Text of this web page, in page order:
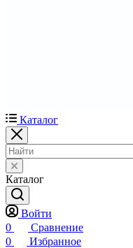
Каталог
Каталог
Войти
0
Сравнение
0
Избранное